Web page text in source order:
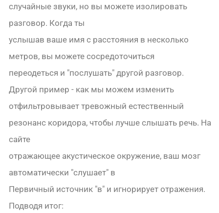
случайные звуки, но вы можете изолировать
разговор. Когда ты
услышав ваше имя с расстояния в несколько
метров, вы можете сосредоточиться
переодеться и "послушать" другой разговор.
Другой пример - как мы можем изменить
отфильтровывает тревожный естественный
резонанс коридора, чтобы лучше слышать речь. На
сайте
отражающее акустическое окружение, ваш мозг
автоматически "слушает" в
Первичный источник "в" и игнорирует отражения.
Подводя итог: